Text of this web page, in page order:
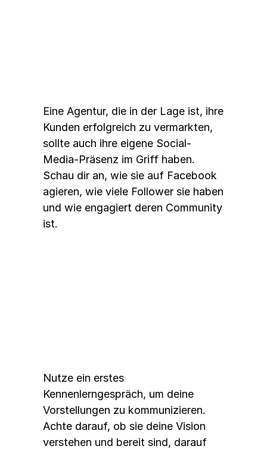
Eine Agentur, die in der Lage ist, ihre
Kunden erfolgreich zu vermarkten,
sollte auch ihre eigene Social-
Media-Präsenz im Griff haben.
Schau dir an, wie sie auf Facebook
agieren, wie viele Follower sie haben
und wie engagiert deren Community
ist.
Nutze ein erstes
Kennenlerngespräch, um deine
Vorstellungen zu kommunizieren.
Achte darauf, ob sie deine Vision
verstehen und bereit sind, darauf